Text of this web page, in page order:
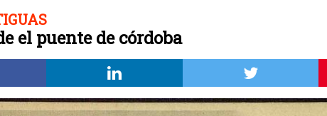
el puente de córdoba